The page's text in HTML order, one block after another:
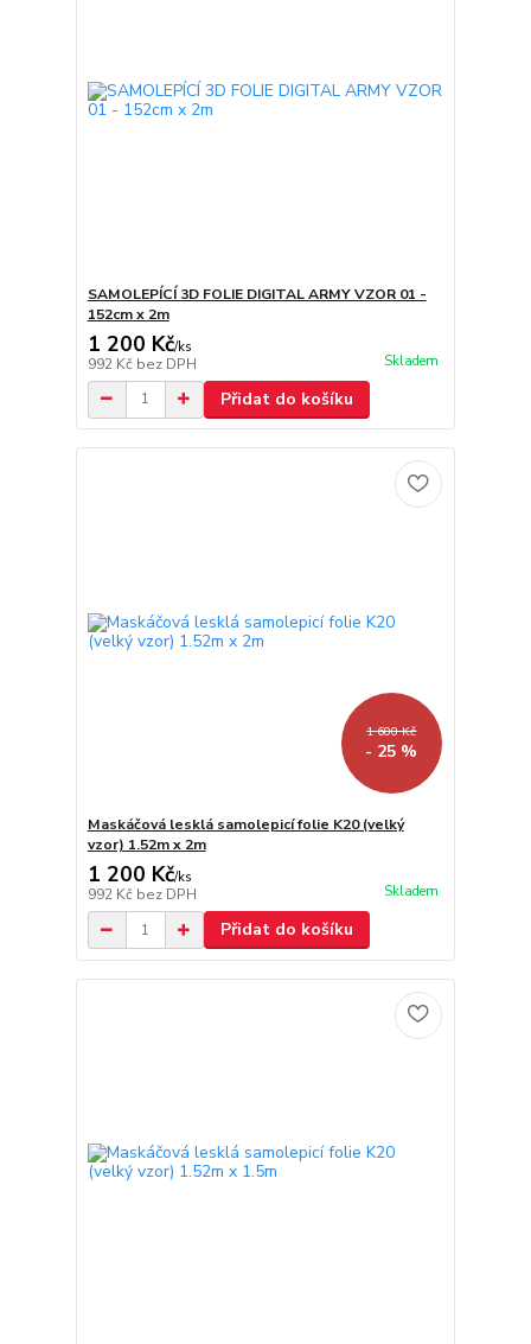
SAMOLEPÍCÍ 3D FOLIE DIGITAL ARMY VZOR 01 -
152cm x 2m
1 200 Kč/ks
992 Kč bez DPH Skladem
Přidat do košíku
1 600 Kč
- 25 %
Maskáčová lesklá samolepicí folie K20 (velký
vzor) 1.52m x 2m
1 200 Kč/ks
992 Kč bez DPH Skladem
Přidat do košíku